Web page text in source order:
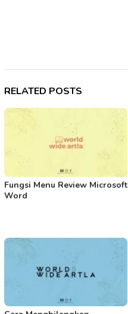
RELATED POSTS
Fungsi Menu Review Microsoft
Word